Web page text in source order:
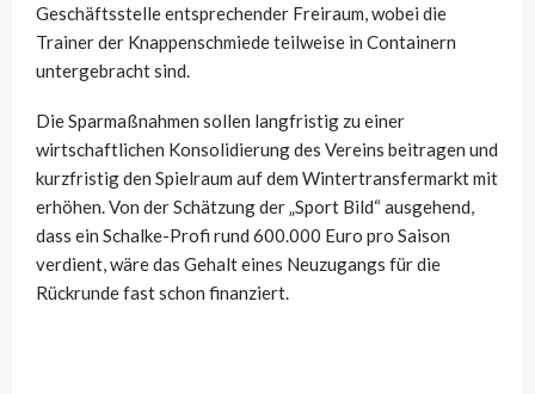
Geschäftsstelle entsprechender Freiraum, wobei die
Trainer der Knappenschmiede teilweise in Containern
untergebracht sind.
Die Sparmaßnahmen sollen langfristig zu einer
wirtschaftlichen Konsolidierung des Vereins beitragen und
kurzfristig den Spielraum auf dem Wintertransfermarkt mit
erhöhen. Von der Schätzung der „Sport Bild“ ausgehend,
dass ein Schalke-Profi rund 600.000 Euro pro Saison
verdient, wäre das Gehalt eines Neuzugangs für die
Rückrunde fast schon finanziert.